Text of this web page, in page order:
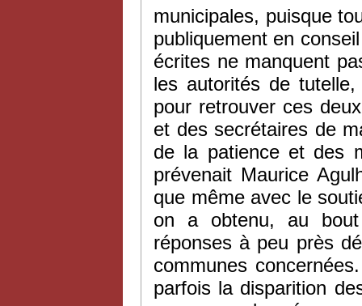
municipales, puisque
publiquement en
écrites ne manquent
les autorités de tutelle,
pour retrouver ces
et des secrétaires de
de la patience et des
prévenait Maurice
que même avec le
on a obtenu, au bout
réponses à peu près
communes
parfois la disparition